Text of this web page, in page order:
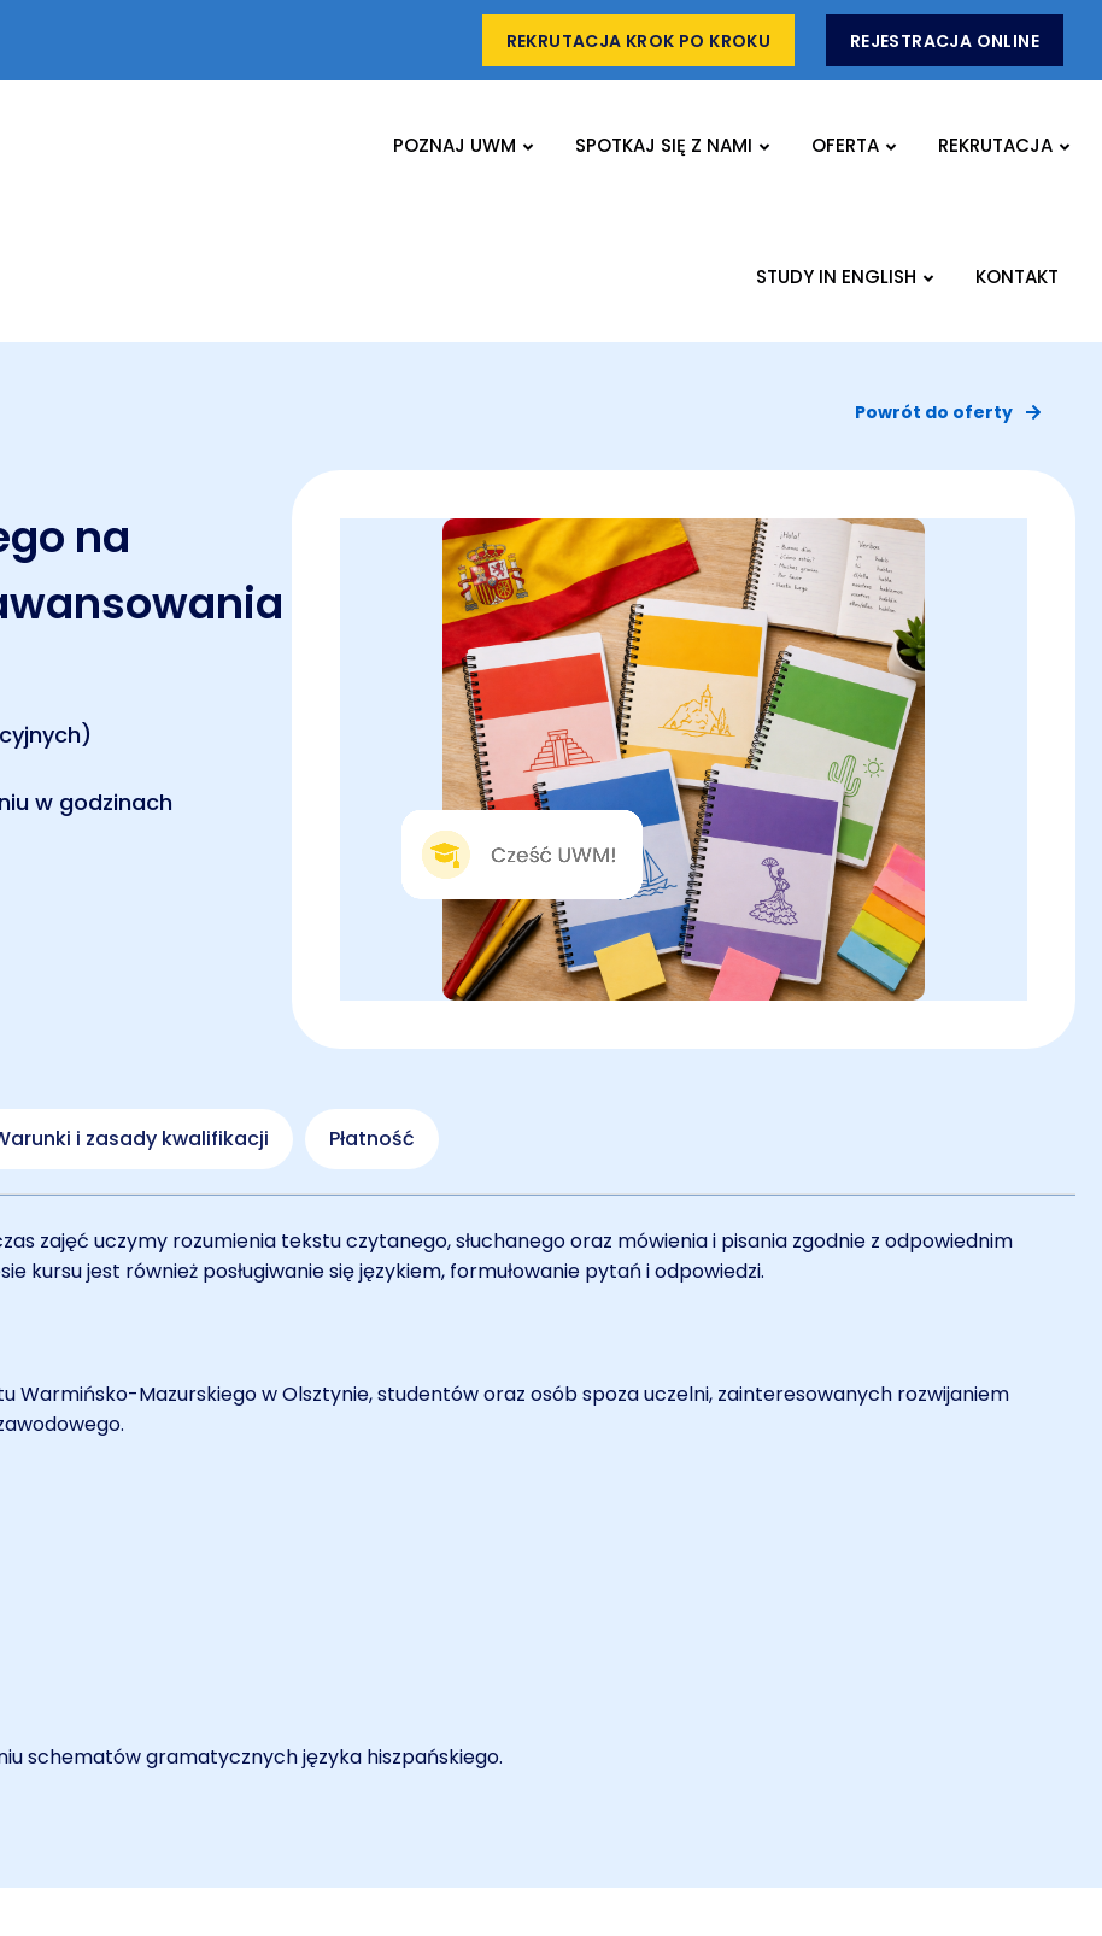
REKRUTACJA KROK PO KROKU REJESTRACJA ONLINE
POZNAJ UWM SPOTKAJ SIĘ Z NAMI OFERTA REKRUTACJA
STUDY IN ENGLISH KONTAKT
Powrót do oferty
na
w godzinach
i zasady kwalifikacji Płatność
zajęć uczymy rozumienia tekstu czytanego, słuchanego oraz mówienia i pisania zgodnie z odpowiednim
kursu jest również posługiwanie się językiem, formułowanie pytań i odpowiedzi.
Mazurskiego w Olsztynie, studentów oraz osób spoza uczelni, zainteresowanych rozwijaniem
schematów gramatycznych języka hiszpańskiego.